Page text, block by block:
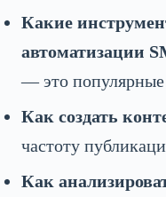
Какие
автоматизации
— это
Как создать
частоту
Как